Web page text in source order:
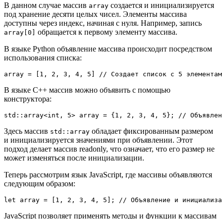
В данном случае массив array создается и инициализируется
под хранение десяти целых чисел. Элементы массива
доступны через индекс, начиная с нуля. Например, запись
array[0]
обращается к первому элементу массива.
В языке Python объявление массива происходит посредством
использования списка:
array = [1, 2, 3, 4, 5] // Создает список с 5
В языке C++ массив можно объявить с помощью
конструктора:
std::array<int, 5> array = {1, 2, 3, 4, 5}; // Объявление
Здесь массив std::array обладает фиксированным размером
и инициализируется значениями при объявлении. Этот
подход делает массив readonly, что означает, что его размер не
может изменяться после инициализации.
Теперь рассмотрим язык JavaScript, где массивы объявляются
следующим образом:
let array = [1, 2, 3, 4, 5]; // Объявление и
JavaScript позволяет применять методы и функции к массивам